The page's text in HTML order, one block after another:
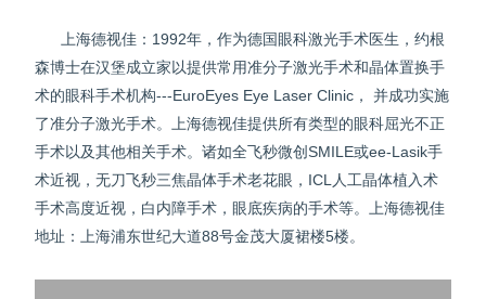
上海德视佳：1992年，作为德国眼科激光手术医生，约根
森博士在汉堡成立家以提供常用准分子激光手术和晶体置换手
术的眼科手术机构---EuroEyes Eye Laser Clinic， 并成功实施
了准分子激光手术。上海德视佳提供所有类型的眼科屈光不正
手术以及其他相关手术。诸如全飞秒微创SMILE或ee-Lasik手
术近视，无刀飞秒三焦晶体手术老花眼，ICL人工晶体植入术
手术高度近视，白内障手术，眼底疾病的手术等。上海德视佳
地址：上海浦东世纪大道88号金茂大厦裙楼5楼。